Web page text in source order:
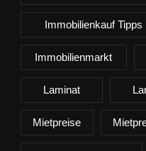
Immobilienkauf Tipps
Immobilienmarkt
Laminat
Mietpreise